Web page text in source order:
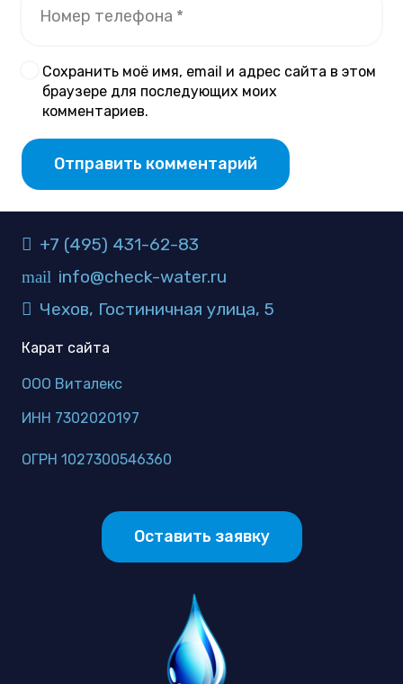
Сохранить моё имя, email и адрес сайта в этом
браузере для последующих моих
комментариев.
Отправить комментарий
+7 (495) 431-62-83
mail info@check-water.ru
Чехов, Гостиничная улица, 5
Карат сайта
ООО Виталекс
ИНН 7302020197
ОГРН 1027300546360
Оставить заявку